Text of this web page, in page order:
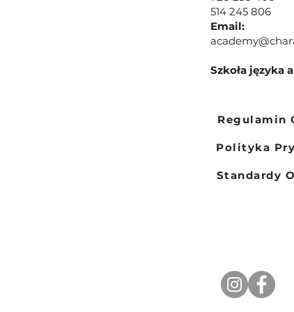
514 245 806
Email:
Szkoła języka
Regulamin
Polityka
Standardy